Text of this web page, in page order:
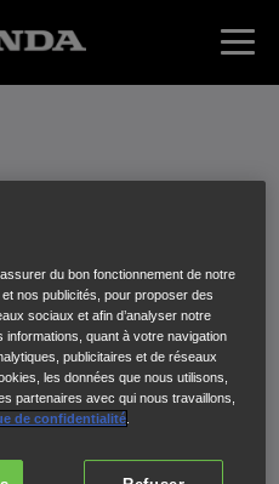
du bon fonctionnement de notre
nos publicités, pour proposer des
sociaux et afin d’analyser notre
quant à votre navigation
publicitaires et de réseaux
les données que nous utilisons,
partenaires avec qui nous travaillons,
de confidentialité